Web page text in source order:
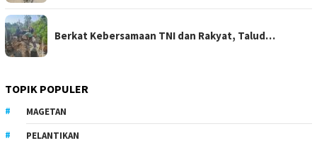
Berkat Kebersamaan TNI dan Rakyat, Talud…
TOPIK POPULER
MAGETAN
PELANTIKAN